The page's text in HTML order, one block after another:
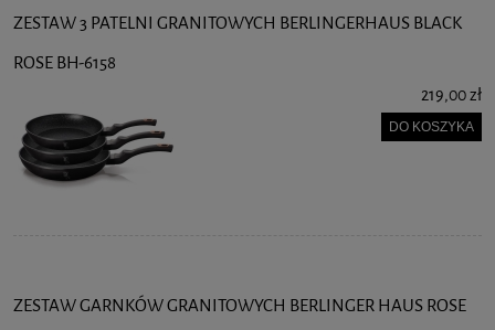
ZESTAW 3 PATELNI GRANITOWYCH BERLINGERHAUS BLACK
ROSE BH-6158
219,00 zł
DO KOSZYKA
ZESTAW GARNKÓW GRANITOWYCH BERLINGER HAUS ROSE